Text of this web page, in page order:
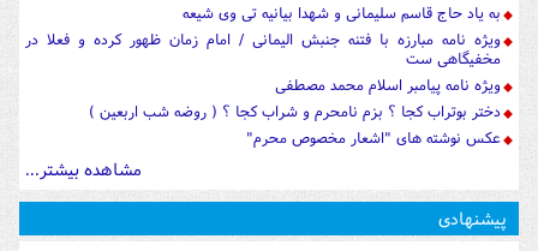
به یاد حاج قاسم سلیمانی و شهدا بیانیه تی وی شیعه
ویژه نامه مبارزه با فتنه جنبش الیمانی / امام زمان ظهور کرده و فعلا در
مخفیگاهی ست
ویژه نامه پیامبر اسلام محمد مصطفی
دختر بوتراب کجا ؟ بزم نامحرم و شراب کجا ؟ ( روضه شب اربعین )
عکس نوشته های "اشعار مخصوص محرم"
مشاهده بیشتر...
پیشنهادی